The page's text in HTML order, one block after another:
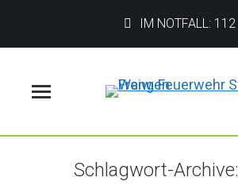
IM NOTFALL: 112
Schlagwort-Archive: